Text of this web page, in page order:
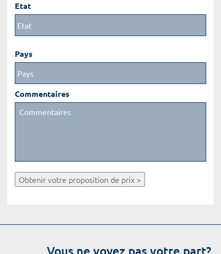
Etat
Pays
Commentaires
Obtenir votre proposition de prix >
Vous ne voyez pas votre part?